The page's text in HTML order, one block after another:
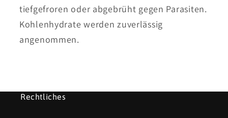
tiefgefroren oder abgebrüht gegen Parasiten.
Kohlenhydrate werden zuverlässig
angenommen.
Rechtliches